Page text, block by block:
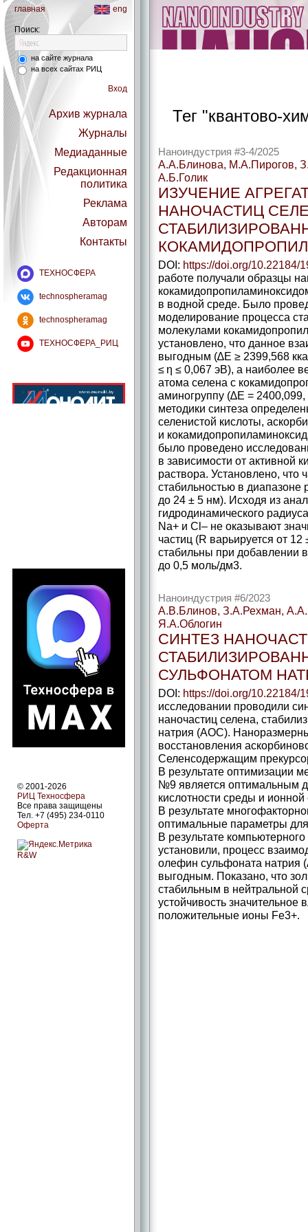
главная eng
Поиск:
на сайте журнала
на всех сайтах РИЦ
Вход
Архив журнала
Журналы
Медиаданные
Редакционная
политика
Реклама
Авторам
Контакты
ТЕХНОСФЕРА
technospheramag
technospheramag
ТЕХНОСФЕРА_РИЦ
© 2001-2026
РИЦ Техносфера
Все права защищены
Тел. +7 (495) 234-0110
Оферта
R&W
Тег "квантово-
Наноиндустрия #3-4/2025
А.А.Блинова, М.А.Пирогов,
А.Б.Голик
ИЗУЧЕНИЕ
НАНОЧАСТИЦ
DOI: https://doi.org/10.22184/
работе получали образцы
в водной среде. Было
моделирование процесса
молекулами
установлено, что данное
выгодным (∆E ≥ 2399,568
≤ η ≤ 0,067 эВ), а наиболее
атома селена с
аминогруппу (∆E =
методики синтеза
селенистой кислоты,
и
было проведено
в зависимости от активной
раствора. Установлено, что
стабильностью в диапазоне
до 24 ± 5 нм). Исходя из
гидродинамического
Na+ и Cl– не оказывают
частиц (R варьируется от
стабильны при добавлении
до 0,5 моль/дм3.
Наноиндустрия #6/2023
А.В.Блинов, З.А.Рехман,
Я.А.Облогин
СИНТЕЗ
СУЛЬФОНАТОМ
DOI: https://doi.org/10.22184/
исследовании проводили
наночастиц селена,
натрия (АОС).
восстановления
Селенсодержащим
В результате оптимизации
№9 является оптимальным
кислотности среды и
В результате
оптимальные параметры
В результате
установили, процесс
олефин сульфоната натрия
выгодным. Показано, что
стабильным в нейтральной
устойчивость
положительные ионы Fe3+.